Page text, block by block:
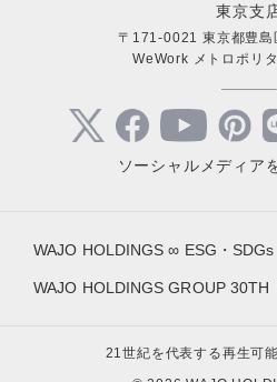
東京支
〒171-0021 東京都豊
WeWork メトロポリ
ソーシャルメディア
WAJO HOLDINGS ∞ ESG・SDGs
WAJO HOLDINGS GROUP 30TH
21世紀を代表する再生可